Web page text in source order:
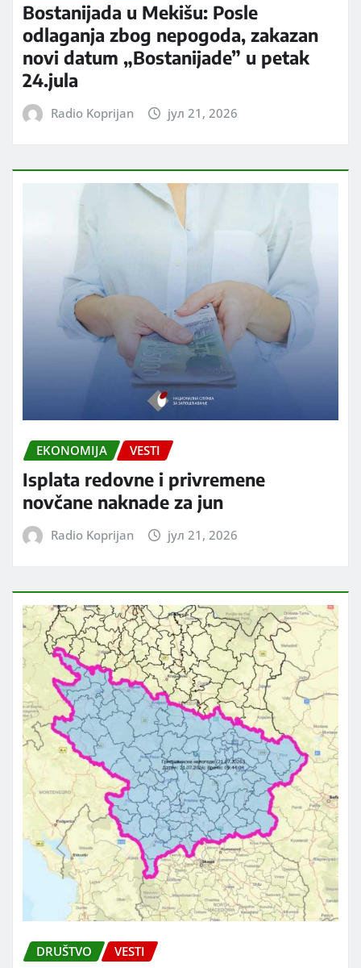
Bostanijada u Mekišu: Posle
odlaganja zbog nepogoda, zakazan
novi datum „Bostanijade” u petak
24.jula
Radio Koprijan јул 21, 2026
EKONOMIJA VESTI
Isplata redovne i privremene
novčane naknade za jun
Radio Koprijan јул 21, 2026
DRUŠTVO VESTI